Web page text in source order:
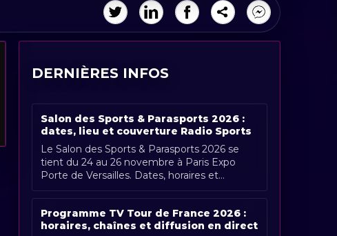
DERNIÈRES INFOS
Salon des Sports & Parasports 2026 :
dates, lieu et couverture Radio Sports
Le Salon des Sports & Parasports 2026 se
tient du 24 au 26 novembre à Paris Expo
Porte de Versailles. Dates, horaires et
couverture Radio Sports.
Programme TV Tour de France 2026 :
horaires, chaînes et diffusion en direct